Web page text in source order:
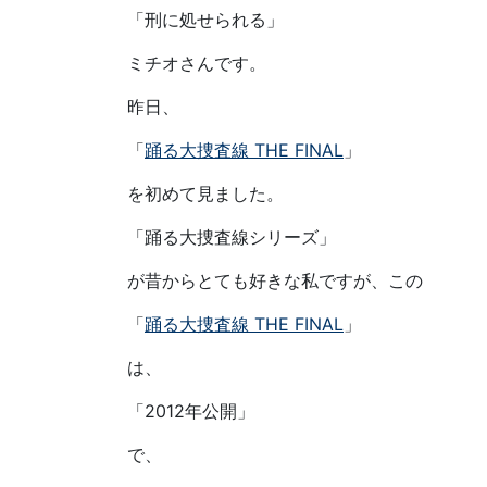
「刑に処せられる」
ミチオさんです。
昨日、
「踊る大捜査線 THE FINAL 」
を初めて見ました。
「踊る大捜査線シリーズ」
が昔からとても好きな私ですが、この
「踊る大捜査線 THE FINAL 」
は、
「2012年公開」
で、